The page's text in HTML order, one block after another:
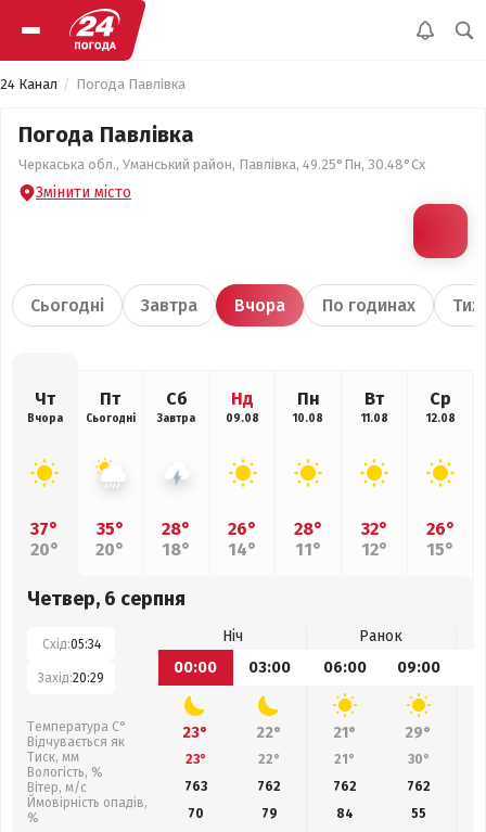
24 Канал Погода Павлівка
Погода Павлівка
Черкаська обл., Уманський район, Павлівка, 49.25°Пн, 30.48°Сх
Змінити місто
Сьогодні Завтра Вчора По годинах
Чт
Вчора
37°
20°
Пт
Сьогодні
35°
20°
Сб
Завтра
28°
18°
Нд
09.08
26°
14°
Пн
10.08
28°
11°
Вт
11.08
32°
12°
Ср
12.08
26°
15°
Четвер, 6 серпня
Схід:05:34
Захід:20:29
Температура С°
Відчувається як
Тиск, мм
Вологість, %
Вітер, м/с
Ймовірність опадів,
%
Ніч
Ранок
00:00
03:00 06:00 09:00
23° 22° 21° 29°
23° 22° 21° 30°
763
762 762 762
70
79 84 55